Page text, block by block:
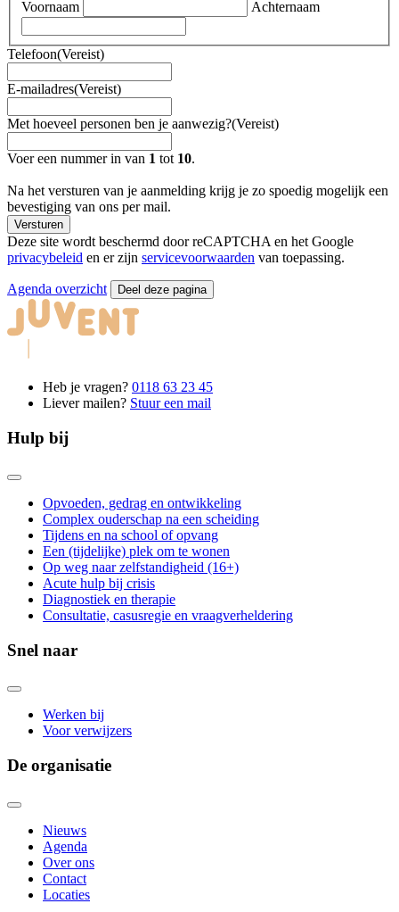
Voornaam Achternaam
Telefoon(Vereist)
E-mailadres(Vereist)
Met hoeveel personen ben je aanwezig?(Vereist)
Voer een nummer in van 1 tot 10.
Na het versturen van je aanmelding krijg je zo spoedig mogelijk een
bevestiging van ons per mail.
Versturen
Deze site wordt beschermd door reCAPTCHA en het Google
privacybeleid en er zijn servicevoorwaarden van toepassing.
Agenda overzicht Deel deze pagina
Heb je vragen? 0118 63 23 45
Liever mailen? Stuur een mail
Hulp bij
Opvoeden, gedrag en ontwikkeling
Complex ouderschap na een scheiding
Tijdens en na school of opvang
Een (tijdelijke) plek om te wonen
Op weg naar zelfstandigheid (16+)
Acute hulp bij crisis
Diagnostiek en therapie
Consultatie, casusregie en vraagverheldering
Snel naar
Werken bij
Voor verwijzers
De organisatie
Nieuws
Agenda
Over ons
Contact
Locaties